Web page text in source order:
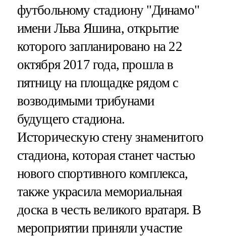
футбольному стадиону "Динамо"
имени Льва Яшина, открытие
которого запланировано на 22
октября 2017 года, прошла в
пятницу на площадке рядом с
возводимыми трибунами
будущего стадиона.
Историческую стену знаменитого
стадиона, которая станет частью
нового спортивного комплекса,
также украсила мемориальная
доска в честь великого вратаря. В
мероприятии приняли участие